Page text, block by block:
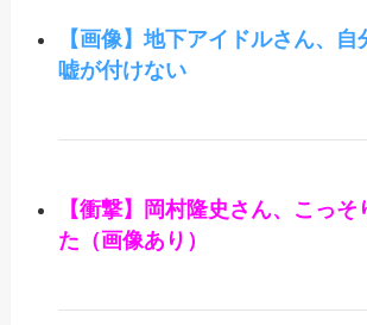
【画像】地下アイドルさん、自
嘘が付けない
【衝撃】岡村隆史さん、こっ
た（画像あり）